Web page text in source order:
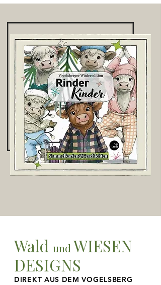
Wald und WIESEN
DESIGNS
DIREKT AUS DEM VOGELSBERG